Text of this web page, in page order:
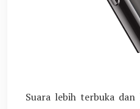
Suara lebih terbuka dan